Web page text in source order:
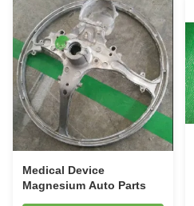
Medical Device
Magnesium Auto Parts